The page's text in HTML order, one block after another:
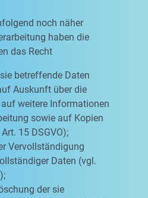
noch näher
haben die
das Recht
betreffende Daten
Auskunft über die
weitere Informationen
sowie auf Kopien
15 DSGVO);
Vervollständigung
Daten (vgl.
der sie